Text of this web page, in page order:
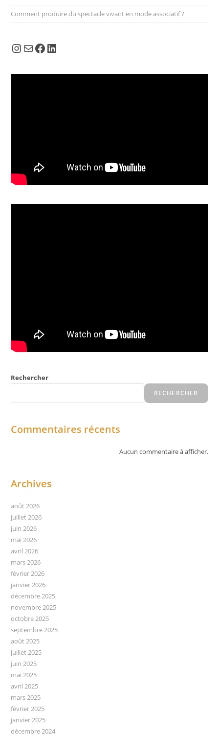
Comment produire du spectacle vivant en mode associatif ?
Instagram
E-mailFacebook
LinkedIn
Rechercher
RECHERCHER
Commentaires récents
Aucun commentaire à afficher.
Archives
août 2026
juillet 2026
juin 2026
mai 2026
avril 2026
mars 2026
février 2026
janvier 2026
décembre 2025
novembre 2025
octobre 2025
septembre 2025
août 2025
juillet 2025
juin 2025
mai 2025
avril 2025
mars 2025
février 2025
janvier 2025
décembre 2024